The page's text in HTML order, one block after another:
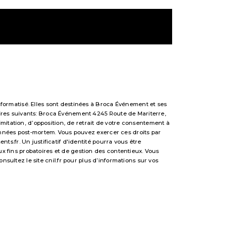
Elles sont destinées à Broca Événement et ses
suivants: Broca Événement 4245 Route de Mariterre,
d’opposition, de retrait de votre consentement à
post-mortem. Vous pouvez exercer ces droits par
Un justificatif d'identité pourra vous être
fins probatoires et de gestion des contentieux. Vous
le site cnil.fr pour plus d’informations sur vos